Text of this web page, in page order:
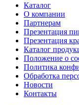
Каталог
О компании
Партнерам
Презентация
Презентация
Каталог
Положение о
Политика
Обработка
Новости
Контакты